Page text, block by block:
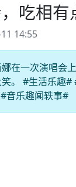
吃相有
14:55
在一次演唱会
。 #生活乐趣
音乐趣闻轶事#